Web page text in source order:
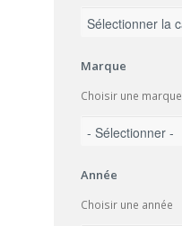
Marque
Choisir une marque
Année
Choisir une année